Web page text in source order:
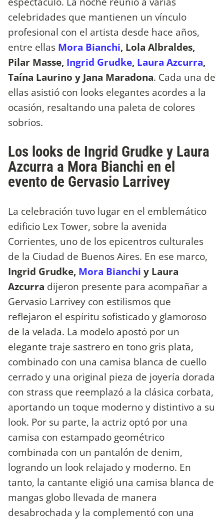
celebridades que mantienen un vínculo
profesional con el artista desde hace años,
entre ellas Mora Bianchi, Lola Albraldes,
Pilar Masse, Ingrid Grudke, Laura Azcurra,
Taína Laurino y Jana Maradona. Cada una de
ellas asistió con looks elegantes acordes a la
ocasión, resaltando una paleta de colores
sobrios.
Los looks de Ingrid Grudke y Laura
Azcurra a Mora Bianchi en el
evento de Gervasio Larrivey
La celebración tuvo lugar en el emblemático
edificio Lex Tower, sobre la avenida
Corrientes, uno de los epicentros culturales
de la Ciudad de Buenos Aires. En ese marco,
Ingrid Grudke, Mora Bianchi y Laura
Azcurra dijeron presente para acompañar a
Gervasio Larrivey con estilismos que
reflejaron el espíritu sofisticado y glamoroso
de la velada. La modelo apostó por un
elegante traje sastrero en tono gris plata,
combinado con una camisa blanca de cuello
cerrado y una original pieza de joyería dorada
con strass que reemplazó a la clásica corbata,
aportando un toque moderno y distintivo a su
look. Por su parte, la actriz optó por una
camisa con estampado geométrico
combinada con un pantalón de denim,
logrando un look relajado y moderno. En
tanto, la cantante eligió una camisa blanca de
mangas globo llevada de manera
desabrochada y la complementó con una